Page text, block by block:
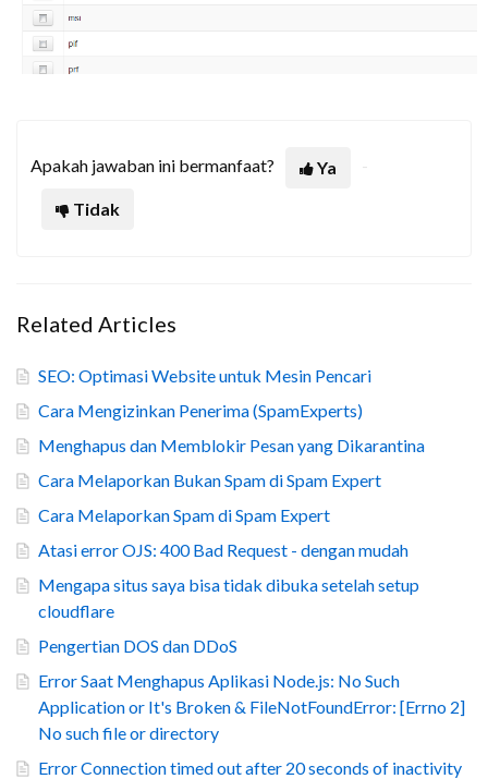
Apakah jawaban ini bermanfaat?
Ya
Tidak
Related Articles
SEO: Optimasi Website untuk Mesin Pencari
Cara Mengizinkan Penerima (SpamExperts)
Menghapus dan Memblokir Pesan yang Dikarantina
Cara Melaporkan Bukan Spam di Spam Expert
Cara Melaporkan Spam di Spam Expert
Atasi error OJS: 400 Bad Request - dengan mudah
Mengapa situs saya bisa tidak dibuka setelah setup
cloudflare
Pengertian DOS dan DDoS
Error Saat Menghapus Aplikasi Node.js: No Such
Application or It's Broken & FileNotFoundError: [Errno 2]
No such file or directory
Error Connection timed out after 20 seconds of inactivity